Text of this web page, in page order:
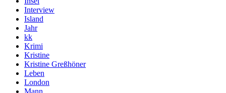
Interview
Island
Jahr
kk
Krimi
Kristine
Kristine Greßhöner
Leben
London